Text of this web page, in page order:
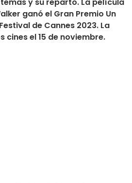
y su reparto. La película
ganó el Gran Premio Un
de Cannes 2023. La
cines el 15 de noviembre.